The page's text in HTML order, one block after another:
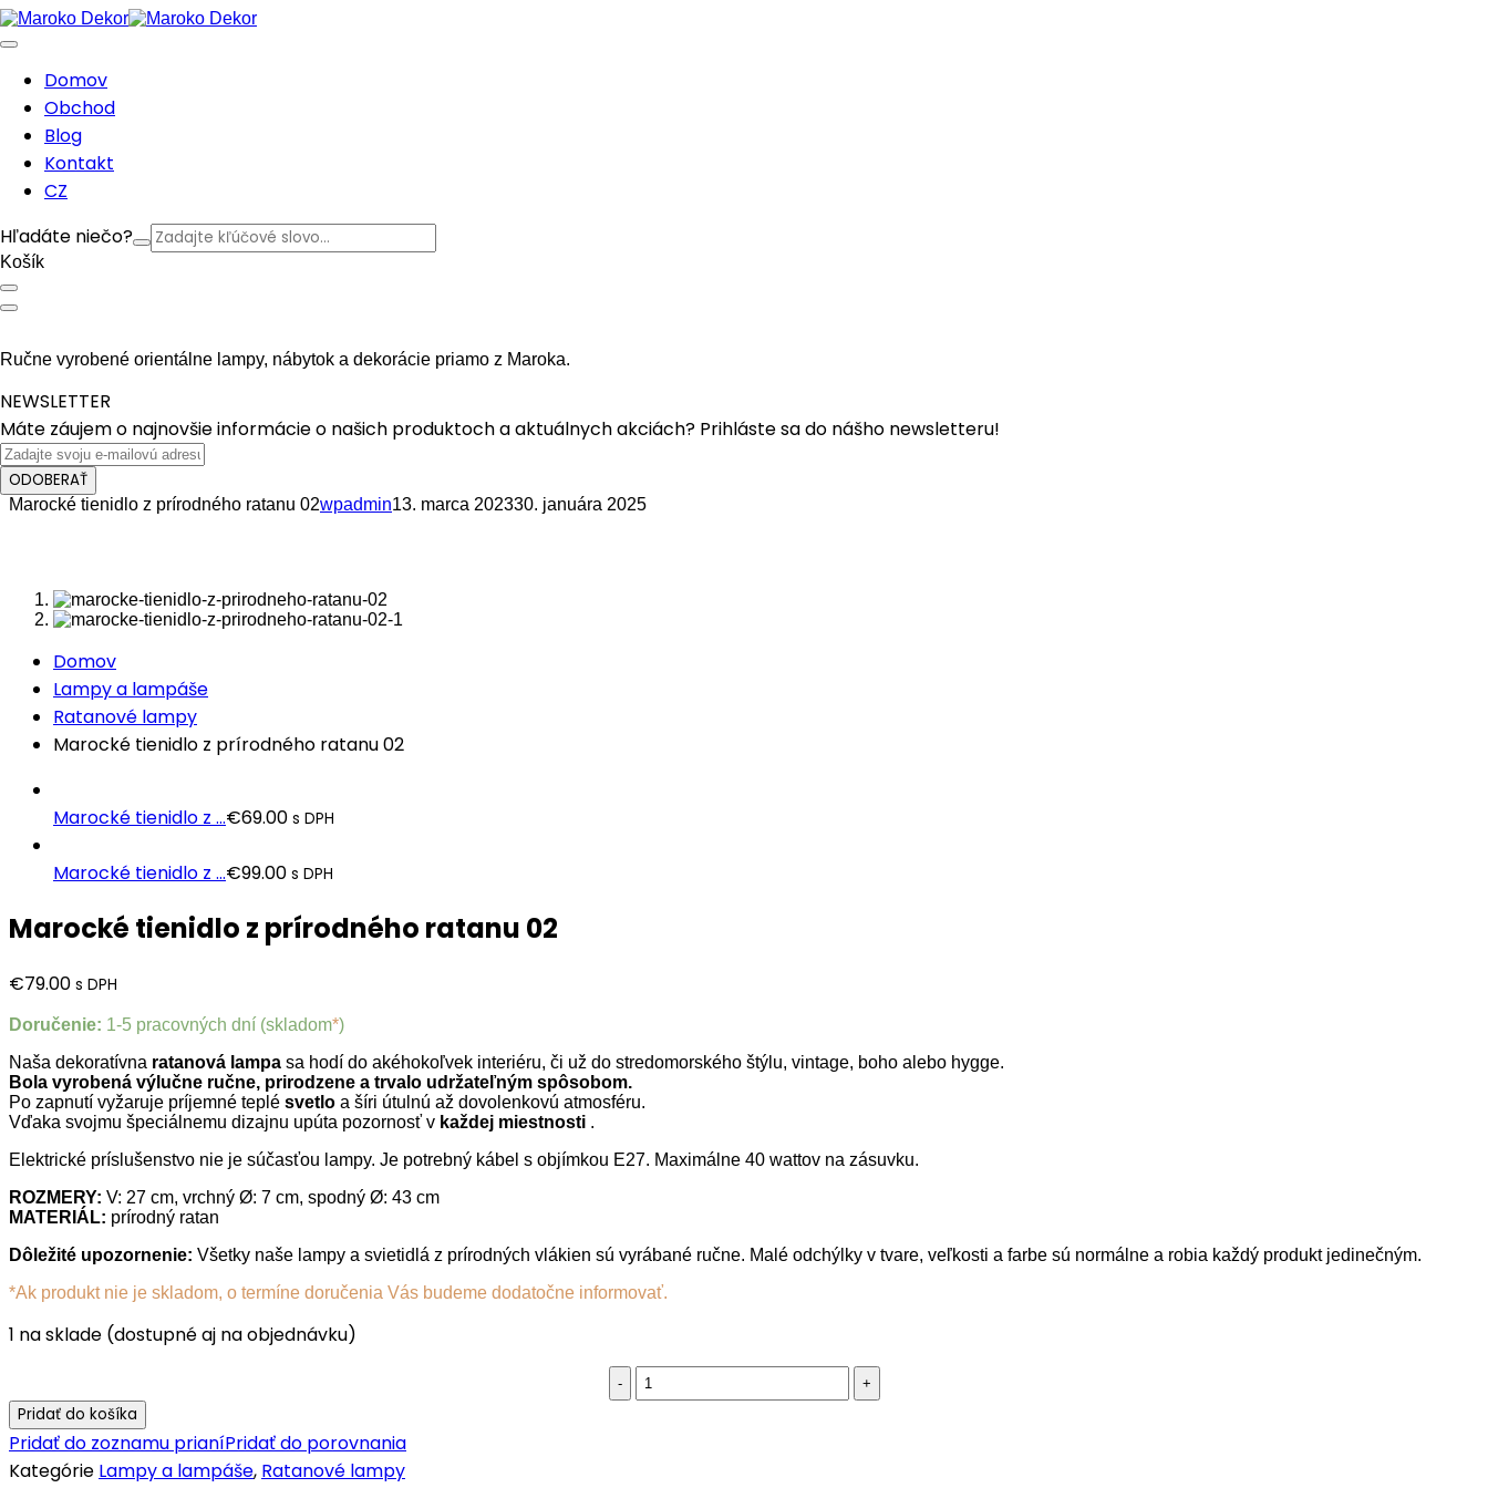
Domov
Obchod
Blog
Kontakt
CZ
Hľadáte niečo?
Košík
Ručne vyrobené orientálne lampy, nábytok a dekorácie priamo z Maroka.
NEWSLETTER
Máte záujem o najnovšie informácie o našich produktoch a aktuálnych akciách? Prihláste sa do nášho newsletteru!
ODOBERAŤ
Marocké tienidlo z prírodného ratanu 02wpadmin13. marca 202330. januára 2025
Domov
Lampy a lampáše
Ratanové lampy
Marocké tienidlo z prírodného ratanu 02
Marocké tienidlo z ...€69.00 s DPH
Marocké tienidlo z ...€99.00 s DPH
Marocké tienidlo z prírodného ratanu 02
€79.00 s DPH
Doručenie: 1-5 pracovných dní (skladom*)
Naša dekoratívna ratanová lampa sa hodí do akéhokoľvek interiéru, či už do stredomorského štýlu, vintage, boho alebo hygge.
Bola vyrobená výlučne ručne, prirodzene a trvalo udržateľným spôsobom.
Po zapnutí vyžaruje príjemné teplé svetlo a šíri útulnú až dovolenkovú atmosféru.
Vďaka svojmu špeciálnemu dizajnu upúta pozornosť v každej miestnosti .
Elektrické príslušenstvo nie je súčasťou lampy. Je potrebný kábel s objímkou ​​E27. Maximálne 40 wattov na zásuvku.
ROZMERY: V: 27 cm, vrchný Ø: 7 cm, spodný Ø: 43 cm
MATERIÁL: prírodný ratan
Dôležité upozornenie: Všetky naše lampy a svietidlá z prírodných vlákien sú vyrábané ručne. Malé odchýlky v tvare, veľkosti a farbe sú normálne a robia každý produkt jedinečným.
*Ak produkt nie je skladom, o termíne doručenia Vás budeme dodatočne informovať.
1 na sklade (dostupné aj na objednávku)
Marocké
tienidlo
Pridať do košíka
Pridať do zoznamu prianíPridať do porovnania
Kategórie Lampy a lampáše, Ratanové lampy